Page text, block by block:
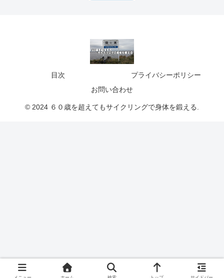
目次
プライバシーポリシー
お問い合わせ
© 2024 ６０歳を超えてもサイクリングで身体を鍛える.